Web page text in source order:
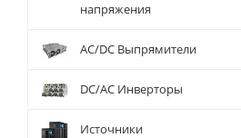
напряжения
AC/DC Выпрямители
DC/AC Инверторы
Источники